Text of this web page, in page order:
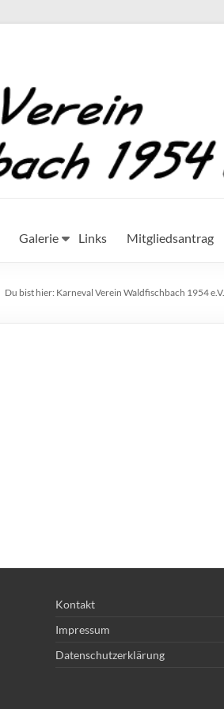
Galerie Links Mitgliedsantrag
Du bist hier: Karneval Verein Waldfischbach 1954 e.V.
Kontakt
Impressum
Datenschutzerklärung